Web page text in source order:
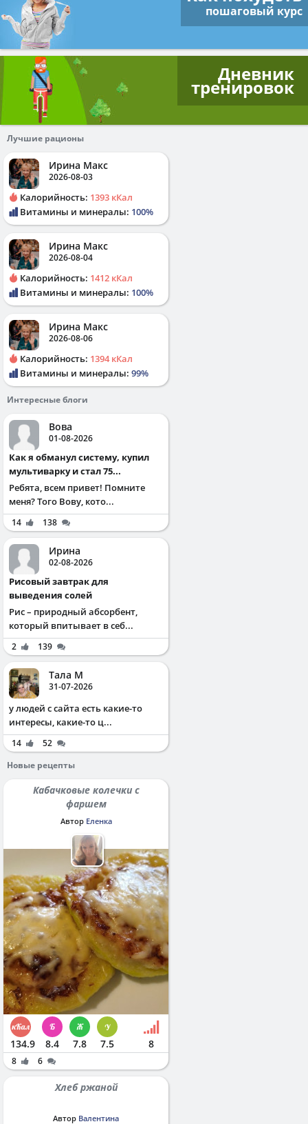
пошаговый курс
Дневник
тренировок
Лучшие рационы
Ирина Макс
2026-08-03
Калорийность: 1393 кКал
Витамины и минералы: 100%
Ирина Макс
2026-08-04
Калорийность: 1412 кКал
Витамины и минералы: 100%
Ирина Макс
2026-08-06
Калорийность: 1394 кКал
Витамины и минералы: 99%
Интересные блоги
Вова
01-08-2026
Как я обманул систему, купил
мультиварку и стал 75...
Ребята, всем привет! Помните
меня? Того Вову, кото...
14 138
Ирина
02-08-2026
Рисовый завтрак для
выведения солей
Рис – природный абсорбент,
который впитывает в себ...
2 139
Тала М
31-07-2026
у людей с сайта есть какие-то
интересы, какие-то ц...
14
52
Новые рецепты
Кабачковые колечки с
фаршем
Автор Еленка
134.9 8.4 7.8 7.5 8
8 6
Хлеб ржаной
Автор Валентина